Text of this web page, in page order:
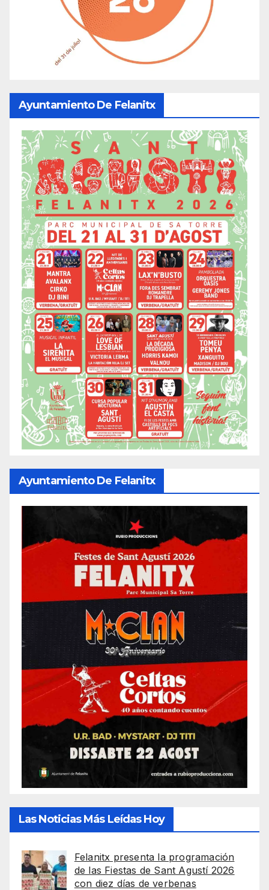
Ayuntamiento De Felanitx
Ayuntamiento De Felanitx
Las Noticias Más Leídas Hoy
Felanitx presenta la programación
de las Fiestas de Sant Agustí 2026
con diez días de verbenas